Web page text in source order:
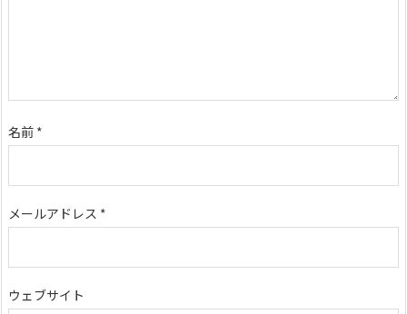
名前 *
メールアドレス *
ウェブサイト